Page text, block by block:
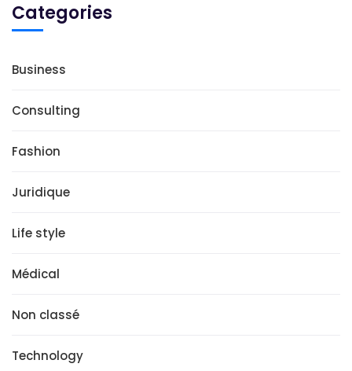
Categories
Business
Consulting
Fashion
Juridique
Life style
Médical
Non classé
Technology